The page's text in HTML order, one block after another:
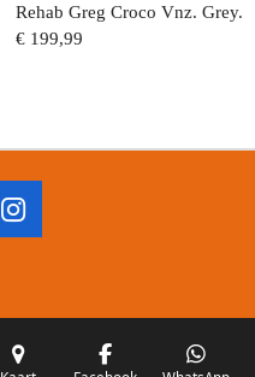
Rehab Greg Croco Vnz. Grey.
€ 199,99
I
A
G